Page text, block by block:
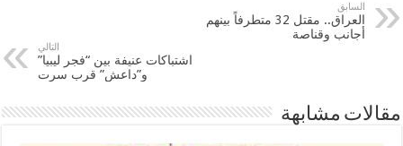
السابق
العراق.. مقتل 32 متطرفاً بينهم
أجانب وقناصة
التالي
اشتباكات عنيفة بين “فجر ليبيا”
و”داعش” قرب سرت
مقالات مشابهة